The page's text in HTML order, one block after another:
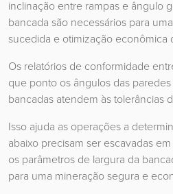
inclinação entre rampas e ângulo
bancada são necessários para
sucedida e otimização econômica
Os relatórios de conformidade
que ponto os ângulos das
bancadas atendem às tolerâncias
Isso ajuda as operações a
abaixo precisam ser escavadas
os parâmetros de largura da
para uma mineração segura e